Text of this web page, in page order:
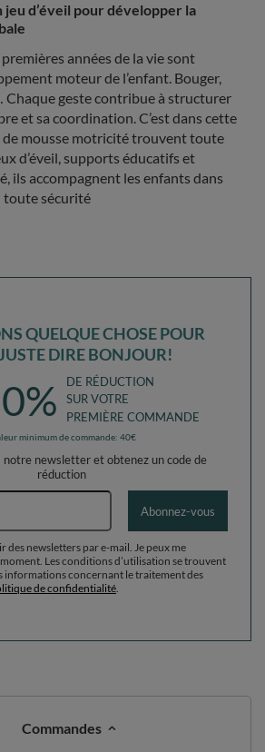
jeu d’éveil pour développer la
années de la vie sont
moteur de l’enfant. Bouger,
geste contribue à structurer
et sa coordination. C’est dans cette
de mousse motricité trouvent toute
d’éveil, supports éducatifs et
ils accompagnent les enfants dans
toute sécurité
QUELQUE CHOSE POUR
DIRE BONJOUR!
DE RÉDUCTION
SUR VOTRE
PREMIÈRE COMMANDE
minimum de commande: 40€
notre newsletter et obtenez un code de
réduction
Adresse e-mail
Abonnez-vous
des newsletters par e-mail. Je peux me
Les conditions d’utilisation se trouvent
informations concernant le traitement des
de confidentialité
Commandes